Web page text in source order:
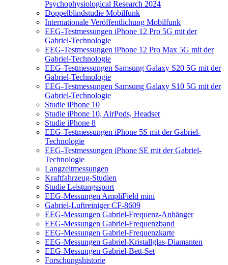
Psychophysiological Research 2024
Doppelblindstudie Mobilfunk
Internationale Veröffentlichung Mobilfunk
EEG-Testmessungen iPhone 12 Pro 5G mit der
Gabriel-Technologie
EEG-Testmessungen iPhone 12 Pro Max 5G mit der
Gabriel-Technologie
EEG-Testmessungen Samsung Galaxy S20 5G mit der
Gabriel-Technologie
EEG-Testmessungen Samsung Galaxy S10 5G mit der
Gabriel-Technologie
Studie iPhone 10
Studie iPhone 10, AirPods, Headset
Studie iPhone 8
EEG-Testmessungen iPhone 5S mit der Gabriel-
Technologie
EEG-Testmessungen iPhone SE mit der Gabriel-
Technologie
Langzeitmessungen
Kraftfahrzeug-Studien
Studie Leistungssport
EEG-Messungen AmpliField mini
Gabriel-Luftreiniger CF-8609
EEG-Messungen Gabriel-Frequenz-Anhänger
EEG-Messungen Gabriel-Frequenzband
EEG-Messungen Gabriel-Frequenzkarte
EEG-Messungen Gabriel-Kristallglas-Diamanten
EEG-Messungen Gabriel-Bett-Set
Forschungshistorie